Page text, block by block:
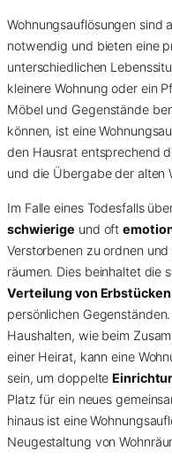
Wohnungsauflösungen sind
notwendig und bieten eine
unterschiedlichen
kleinere Wohnung oder ein
Möbel und Gegenstände
können, ist eine
den Hausrat entsprechend
und die Übergabe der alten
Im Falle eines Todesfalls
schwierige und oft
Verstorbenen zu ordnen
räumen. Dies beinhaltet die
Verteilung von Erbstücken
persönlichen
Haushalten, wie beim
einer Heirat, kann eine
sein, um doppelte
Platz für ein neues
hinaus ist eine
Neugestaltung von